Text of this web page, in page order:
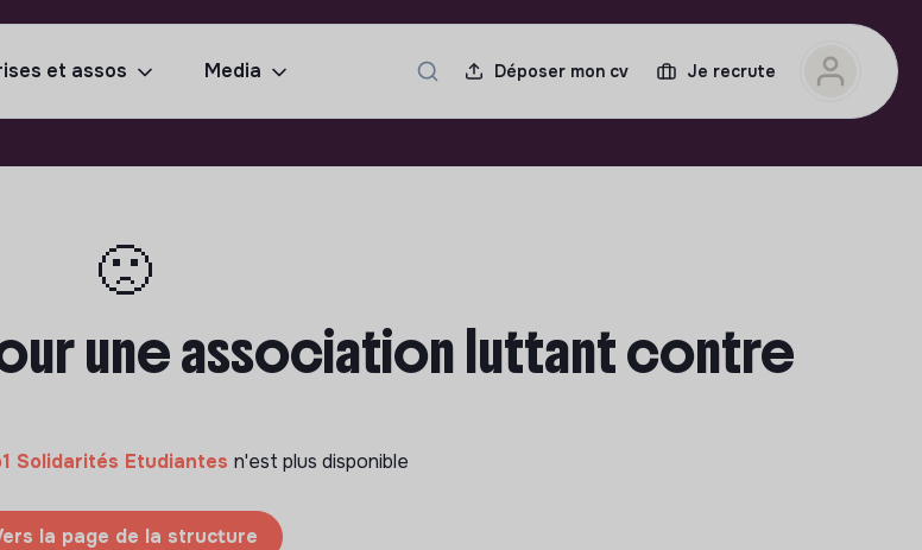
et assos Media Déposer mon cv Je recrute
🙁
une association luttant contre
Solidarités Etudiantes n'est plus disponible
la page de la structure